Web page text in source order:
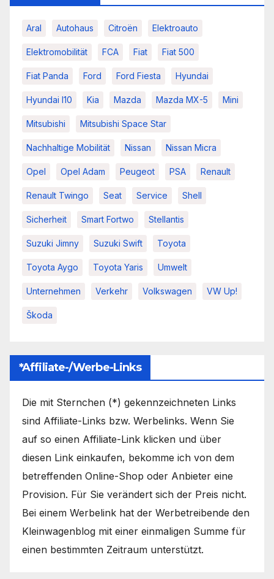
Aral Autohaus Citroën Elektroauto
Elektromobilität FCA Fiat Fiat 500
Fiat Panda Ford Ford Fiesta Hyundai
Hyundai I10 Kia Mazda Mazda MX-5 Mini
Mitsubishi Mitsubishi Space Star
Nachhaltige Mobilität Nissan Nissan Micra
Opel Opel Adam Peugeot PSA Renault
Renault Twingo Seat Service Shell
Sicherheit Smart Fortwo Stellantis
Suzuki Jimny Suzuki Swift Toyota
Toyota Aygo Toyota Yaris Umwelt
Unternehmen Verkehr Volkswagen VW Up!
Škoda
*Affiliate-/Werbe-Links
Die mit Sternchen (*) gekennzeichneten Links
sind Affiliate-Links bzw. Werbelinks. Wenn Sie
auf so einen Affiliate-Link klicken und über
diesen Link einkaufen, bekomme ich von dem
betreffenden Online-Shop oder Anbieter eine
Provision. Für Sie verändert sich der Preis nicht.
Bei einem Werbelink hat der Werbetreibende den
Kleinwagenblog mit einer einmaligen Summe für
einen bestimmten Zeitraum unterstützt.